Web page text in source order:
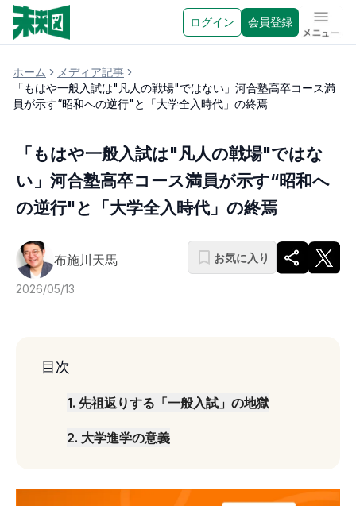
ログイン 会員登録 メニュ
ホーム
メディア記事
「もはや一般入試は"凡人の戦場"ではない」河合塾高卒コース満
員が示す“昭和への逆行"と「大学全入時代」の終焉
「もはや一般入試は"凡人の戦場"ではな
い」河合塾高卒コース満員が示す“昭和へ
の逆行"と「大学全入時代」の終焉
布施川天馬
2026/05/13
お気に入り
目次
1. 先祖返りする「一般入試」の地獄
2. 大学進学の意義